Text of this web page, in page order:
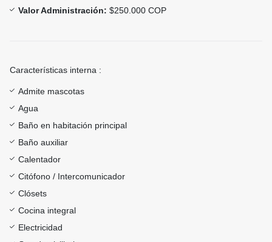
Valor Administración: $250.000 COP
Características interna :
Admite mascotas
Agua
Baño en habitación principal
Baño auxiliar
Calentador
Citófono / Intercomunicador
Clósets
Cocina integral
Electricidad